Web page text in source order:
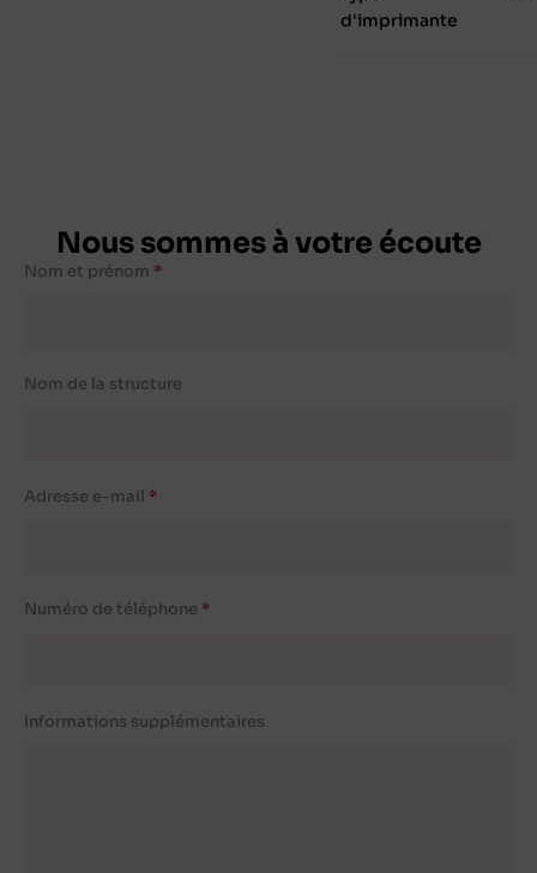
d'imprimante
Nous sommes à votre écoute
Nom et prénom
Nom de la structure
Adresse e-mail
Numéro de téléphone
Informations supplémentaires